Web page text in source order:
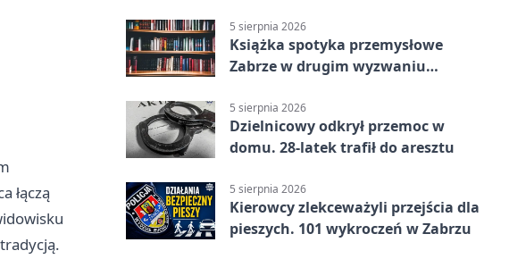
łączą
5 sierpnia 2026
Książka spotyka przemysłowe
Zabrze w drugim wyzwaniu
5 sierpnia 2026
Dzielnicowy odkrył przemoc w
domu. 28-latek trafił do aresztu
5 sierpnia 2026
Kierowcy zlekceważyli przejścia dla
pieszych. 101 wykroczeń w Zabrzu